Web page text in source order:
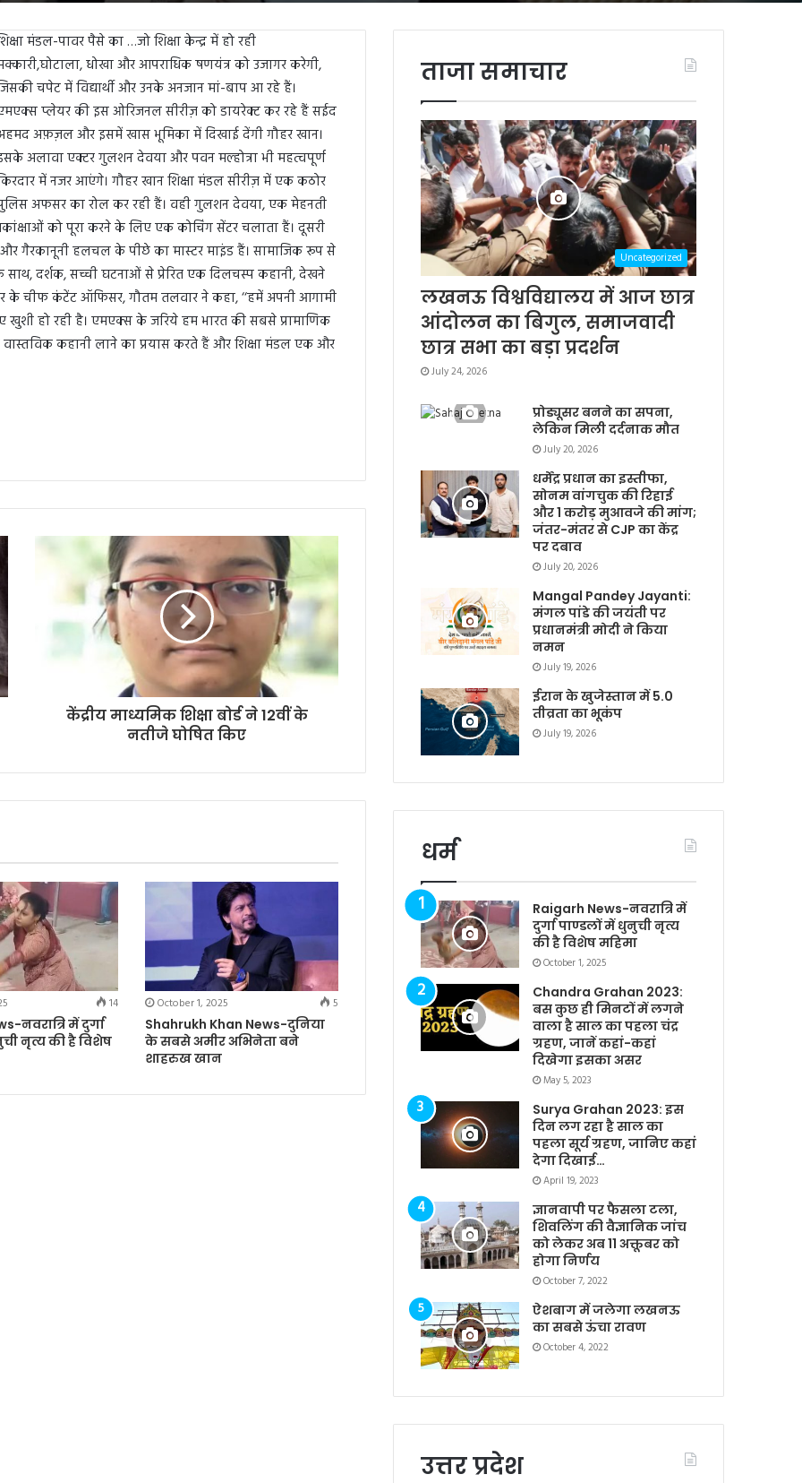
मंडल-पावर पैसे का …जो शिक्षा केन्द्र में हो रही
धोखा और आपराधिक षणयंत्र को उजागर करेगी,
चपेट में विद्यार्थी और उनके अनजान मां-बाप आ रहे हैं।
प्लेयर की इस ओरिजनल सीरीज़ को डायरेक्ट कर रहे हैं सईद
अफ़ज़ल और इसमें खास भूमिका में दिखाई देंगी गौहर खान।
अलावा एक्टर गुलशन देवया और पवन मल्होत्रा भी महत्वपूर्ण
में नजर आएंगे। गौहर खान शिक्षा मंडल सीरीज़ में एक कठोर
अफसर का रोल कर रही हैं। वही गुलशन देवया, एक मेहनती
को पूरा करने के लिए एक कोचिंग सेंटर चलाता हैं। दूसरी
गैरकानूनी हलचल के पीछे का मास्टर माइंड हैं। सामाजिक रूप से
दर्शक, सच्ची घटनाओं से प्रेरित एक दिलचस्प कहानी, देखने
के चीफ कंटेंट ऑफिसर, गौतम तलवार ने कहा, ‘‘हमें अपनी आगामी
हो रही है। एमएक्स के जरिये हम भारत की सबसे प्रामाणिक
कहानी लाने का प्रयास करते हैं और शिक्षा मंडल एक और
केंद्रीय माध्यमिक शिक्षा बोर्ड ने 12वीं के
नतीजे घोषित किए
14
नवरात्रि में दुर्गा
नृत्य की है विशेष
October 1, 2025
5
Shahrukh Khan News-दुनिया
के सबसे अमीर अभिनेता बने
शाहरुख खान
ताजा समाचार
Uncategorized
लखनऊ विश्वविद्यालय में आज छात्र
आंदोलन का बिगुल, समाजवादी
छात्र सभा का बड़ा प्रदर्शन
July 24, 2026
प्रोड्यूसर बनने का सपना,
लेकिन मिली दर्दनाक मौत
July 20, 2026
धर्मेंद्र प्रधान का इस्तीफा,
सोनम वांगचुक की रिहाई
और 1 करोड़ मुआवजे की मांग;
जंतर-मंतर से CJP का केंद्र
पर दबाव
July 20, 2026
Mangal Pandey Jayanti:
मंगल पांडे की जयंती पर
प्रधानमंत्री मोदी ने किया
नमन
July 19, 2026
ईरान के खुजेस्तान में 5.0
तीव्रता का भूकंप
July 19, 2026
धर्म
Raigarh News-नवरात्रि में
दुर्गा पाण्डलों में धुनुची नृत्य
की है विशेष महिमा
October 1, 2025
Chandra Grahan 2023:
बस कुछ ही मिनटों में लगने
वाला है साल का पहला चंद्र
ग्रहण, जानें कहां-कहां
दिखेगा इसका असर
May 5, 2023
Surya Grahan 2023: इस
दिन लग रहा है साल का
पहला सूर्य ग्रहण, जानिए कहां
देगा दिखाई…
April 19, 2023
ज्ञानवापी पर फैसला टला,
शिवलिंग की वैज्ञानिक जांच
को लेकर अब 11 अक्तूबर को
होगा निर्णय
October 7, 2022
ऐशबाग में जलेगा लखनऊ
का सबसे ऊंचा रावण
October 4, 2022
उत्तर प्रदेश